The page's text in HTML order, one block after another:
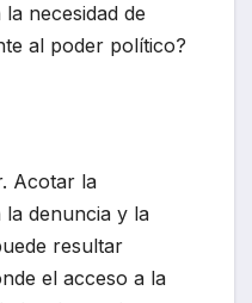
necesidad de
al poder político?
Acotar la
la denuncia y la
resultar
el acceso a la